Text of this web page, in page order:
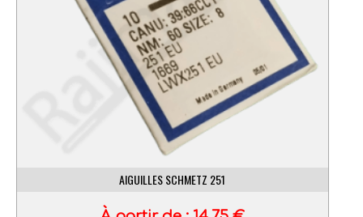
AIGUILLES SCHMETZ 251